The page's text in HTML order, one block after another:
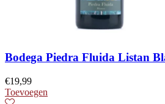
Bodega Piedra Fluida Listan
€19,99
Toevoegen